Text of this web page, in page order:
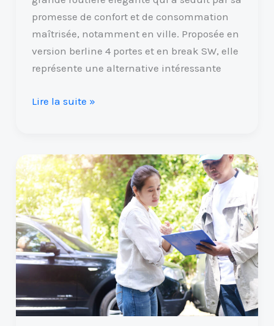
promesse de confort et de consommation
maîtrisée, notamment en ville. Proposée en
version berline 4 portes et en break SW, elle
représente une alternative intéressante
Lire la suite »
Achat
d’occasion
:
4
arnaques
à
déjouer